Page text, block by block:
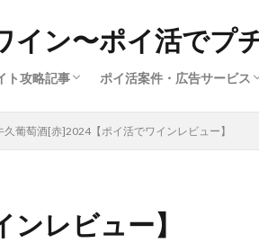
ン〜ポイ活でプ
ト攻略記事
イト解説①）
カム（サイト解説③）
ン（サイト解説⑤）
（サイト解説②）
ト解説⑥）
イト解説④）
ポイ活案件・広告サービス
クレジットカード（ポイ
買い物・ファッション（
旅行・グルメ・ふるさと
動画配信・マンガ・ネッ
美容・スキル・公営競技
久葡萄酒[赤]2024【ポイ活でワインレビュー】
レビュー】